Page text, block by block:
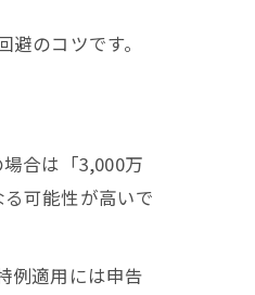
のコツです。
合は「3,000万
可能性が高いで
例適用には申告